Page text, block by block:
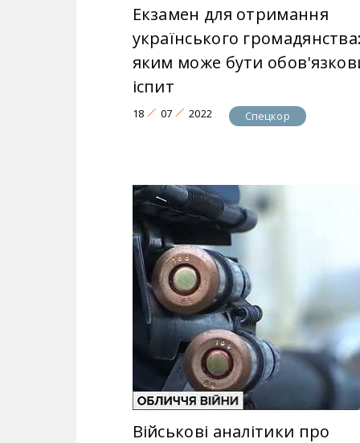
Екзамен для отримання
українського громадянства:
яким може бути
іспит
18 07 2022 Спецкор
Військові аналітики про